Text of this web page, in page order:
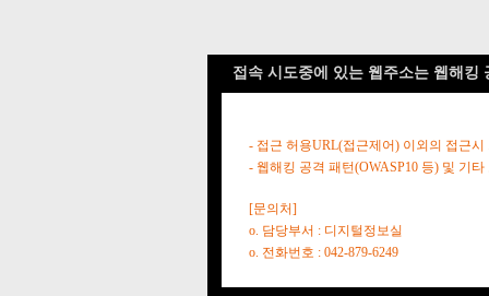
접속 시도중에 있는 웹주소는 웹해킹
- 접근 허용URL(접근제어) 이외의 접근시
- 웹해킹 공격 패턴(OWASP10 등) 및 기
[문의처]
o. 담당부서 : 디지털정보실
o. 전화번호 : 042-879-6249